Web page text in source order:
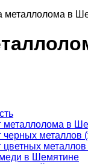
металлолома в
металлолома в
черных
цветных
в Шемятине